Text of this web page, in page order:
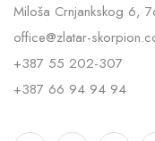
Miloša Crnjankskog 6,
office@zlatar-
+387 55 202-307
+387 66 94 94 94